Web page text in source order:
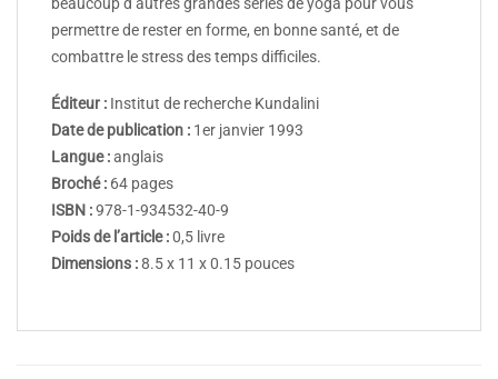
permettre de rester en forme, en bonne santé, et de
combattre le stress des temps difficiles.
Éditeur : Institut de recherche Kundalini
Date de publication : 1er janvier 1993
Langue :anglais
Broché : 64 pages
ISBN :978-1-934532-40-9
Poids de l’article :0,5 livre
Dimensions :8.5 x 11 x 0.15 pouces